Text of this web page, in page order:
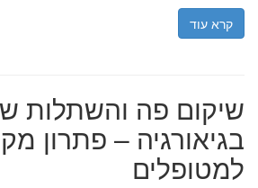
קרא עוד
שיקום פה והשתלות
בגיאורגיה – פתרון
למטופלים